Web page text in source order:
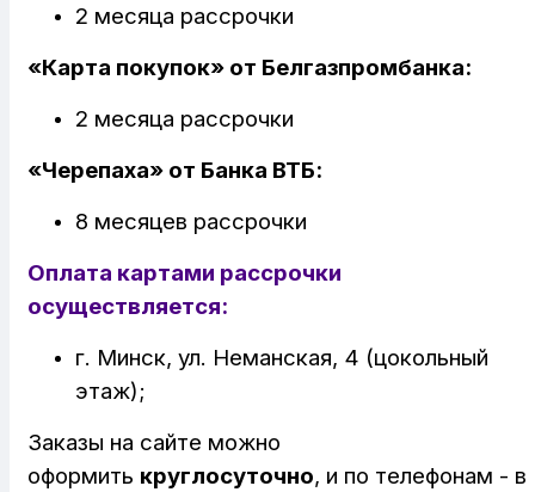
2 месяца рассрочки
«Карта покупок» от Белгазпромбанка:
2 месяца рассрочки
«Черепаха» от Банка ВТБ:
8 месяцев рассрочки
Оплата картами рассрочки
осуществляется:
г. Минск, ул. Неманская, 4 (цокольный
этаж);
Заказы на сайте можно
оформить круглосуточно, и по телефонам - в